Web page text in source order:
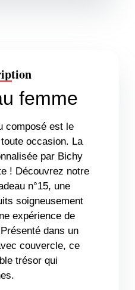
femme
composé est le
occasion. La
par Bichy
! Découvrez notre
n°15, une
soigneusement
expérience de
dans un
couvercle, ce
trésor qui